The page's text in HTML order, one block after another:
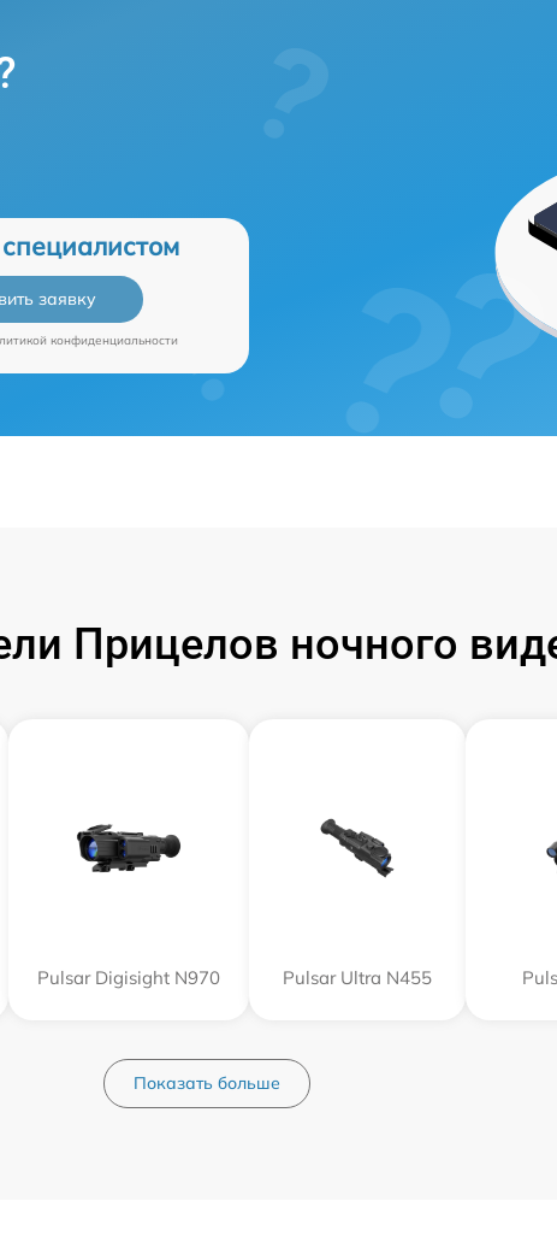
заявку
конфиденциальности
Прицелов ночного
Pulsar Digisight N970 Pulsar Ultra N455
Показать больше